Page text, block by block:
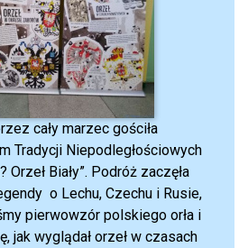
cały marzec gościła
Tradycji Niepodległościowych
Orzeł Biały”. Podróż zaczęła
o Lechu, Czechu i Rusie,
pierwowzór polskiego orła i
jak wyglądał orzeł w czasach